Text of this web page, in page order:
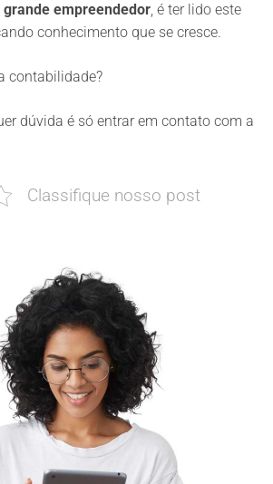
empreendedor, é ter lido este
conhecimento que se cresce.
contabilidade?
dúvida é só entrar em contato com a
Classifique nosso post